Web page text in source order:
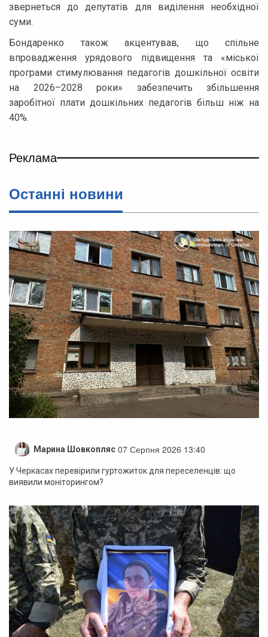
звернеться до депутатів для виділення необхідної
суми.
Бондаренко також акцентував, що спільне
впровадження урядового підвищення та «міської
програми стимулювання педагогів дошкільної освіти
на 2026–2028 роки» забезпечить збільшення
заробітної плати дошкільних педагогів більш ніж на
40%.
Реклама
Останні новини
Марина Шовкопляс 07 Серпня 2026 13:40
У Черкасах перевірили гуртожиток для переселенців: що
виявили моніторингом?